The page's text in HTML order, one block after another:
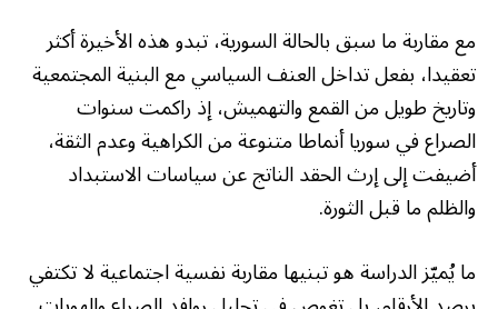
مع مقاربة ما سبق بالحالة السورية، تبدو هذه الأخيرة أكثر
تعقيدا، بفعل تداخل العنف السياسي مع البنية المجتمعية
وتاريخ طويل من القمع والتهميش، إذ راكمت سنوات
الصراع في سوريا أنماطا متنوعة من الكراهية وعدم الثقة،
أضيفت إلى إرث الحقد الناتج عن سياسات الاستبداد
والظلم ما قبل الثورة.
ما يُميّز الدراسة هو تبنيها مقاربة نفسية اجتماعية لا تكتفي